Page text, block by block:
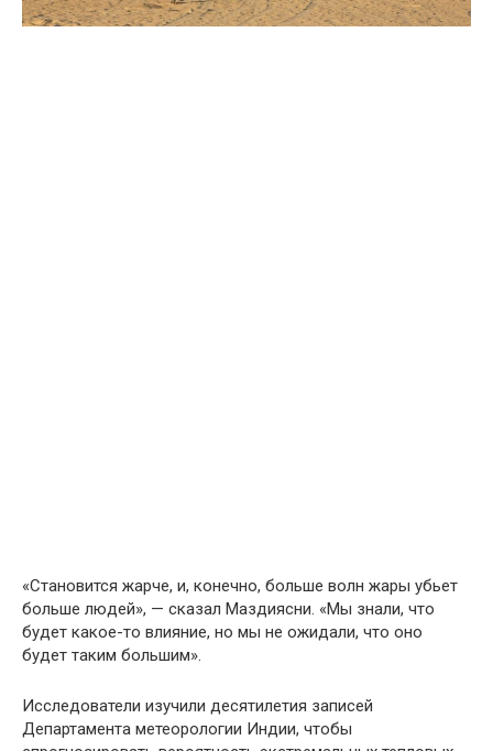
«Становится жарче, и, конечно, больше волн жары убьет
больше людей», — сказал Маздиясни. «Мы знали, что
будет какое-то влияние, но мы не ожидали, что оно
будет таким большим».
Исследователи изучили десятилетия записей
Департамента метеорологии Индии, чтобы